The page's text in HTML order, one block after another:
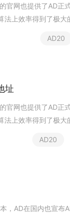
的官网也提供了AD正
法 上效率得到了极大
AD20
址
的官网也提供了AD正
法 上效率得到了极大
AD20
本 ， AD在国内也宣布A